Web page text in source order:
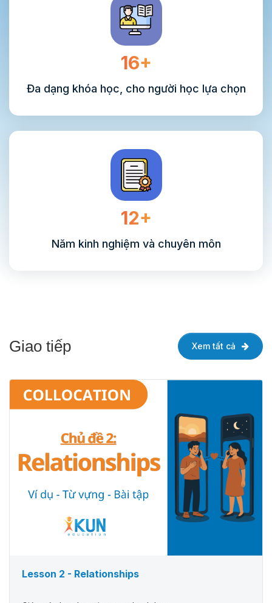
16+
Đa dạng khóa học, cho người học lựa chọn
12+
Năm kinh nghiệm và chuyên môn
Giao tiếp Xem tất cả
Lesson 2 - Relationships